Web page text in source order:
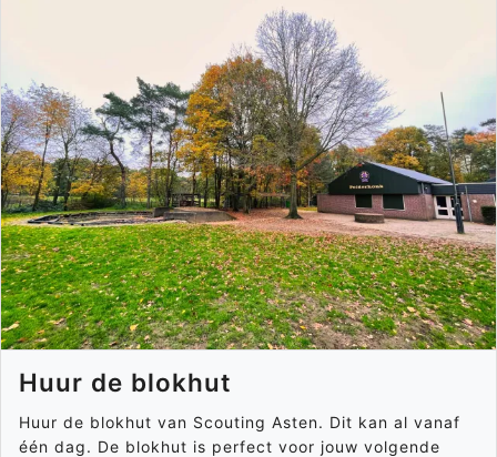
Huur de blokhut
Huur de blokhut van Scouting Asten. Dit kan al vanaf
één dag. De blokhut is perfect voor jouw volgende